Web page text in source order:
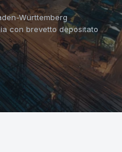
Württemberg
con brevetto depositato